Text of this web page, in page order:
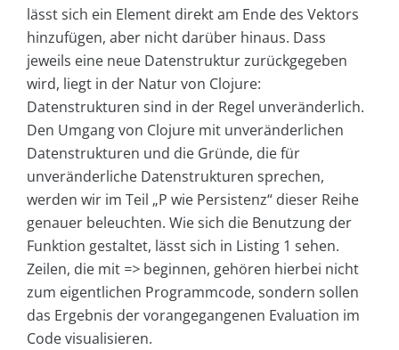
lässt sich ein Element direkt am Ende des Vektors
hinzufügen, aber nicht darüber hinaus. Dass
jeweils eine neue Datenstruktur zurückgegeben
wird, liegt in der Natur von Clojure:
Datenstrukturen sind in der Regel unveränderlich.
Den Umgang von Clojure mit unveränderlichen
Datenstrukturen und die Gründe, die für
unveränderliche Datenstrukturen sprechen,
werden wir im Teil „P wie Persistenz“ dieser Reihe
genauer beleuchten. Wie sich die Benutzung der
Funktion gestaltet, lässt sich in Listing 1 sehen.
Zeilen, die mit => beginnen, gehören hierbei nicht
zum eigentlichen Programmcode, sondern sollen
das Ergebnis der vorangegangenen Evaluation im
Code visualisieren.